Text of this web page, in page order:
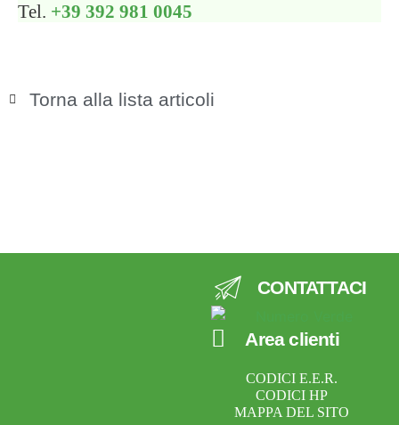
Tel. +39 392 981 0045
Torna alla lista articoli
CONTATTACI
Area clienti
CODICI E.E.R.
CODICI HP
MAPPA DEL SITO